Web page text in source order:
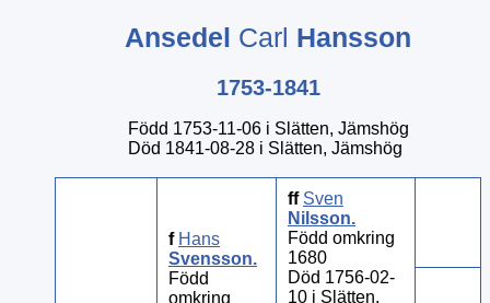
Ansedel Carl Hansson
1753-1841
Född 1753-11-06 i Slätten, Jämshög
Död 1841-08-28 i Slätten, Jämshög
f Hans
Svensson.
Född
omkring
ff Sven
Nilsson.
Född omkring
1680
Död 1756-02-
10 i Slätten,